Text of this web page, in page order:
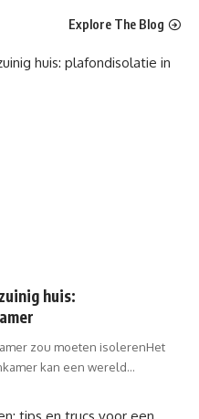
Explore The Blog
huis:
zou moeten isolerenHet
kan een wereld…